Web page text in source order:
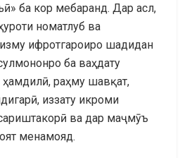
ба кор мебаранд. Дар асл,
номатлуб ва
ифротгароиро шадидан
ба ваҳдату
ҳамдилӣ, раҳму шавқат,
иззату икроми
ва дар маҷмӯъ
менамояд.